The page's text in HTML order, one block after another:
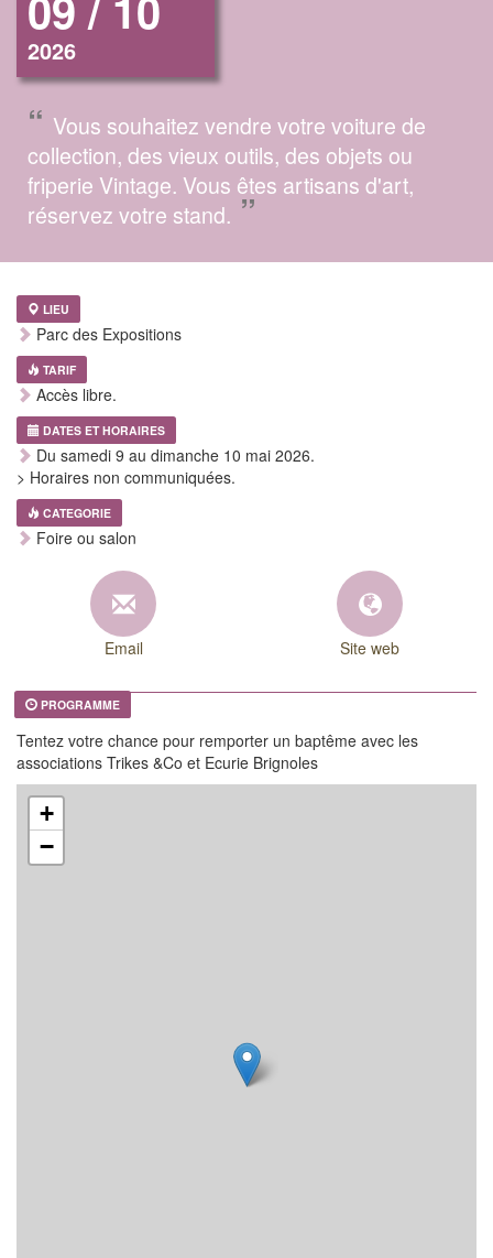
2026
“ Vous souhaitez vendre votre voiture de
collection, des vieux outils, des objets ou
friperie Vintage. Vous êtes artisans d'art,
réservez votre stand. ”
LIEU
Parc des Expositions
TARIF
Accès libre.
DATES ET HORAIRES
Du samedi 9 au dimanche 10 mai 2026.
> Horaires non communiquées.
CATEGORIE
Foire ou salon
Email Site web
PROGRAMME
Tentez votre chance pour remporter un baptême avec les
associations Trikes &Co et Ecurie Brignoles
+
−